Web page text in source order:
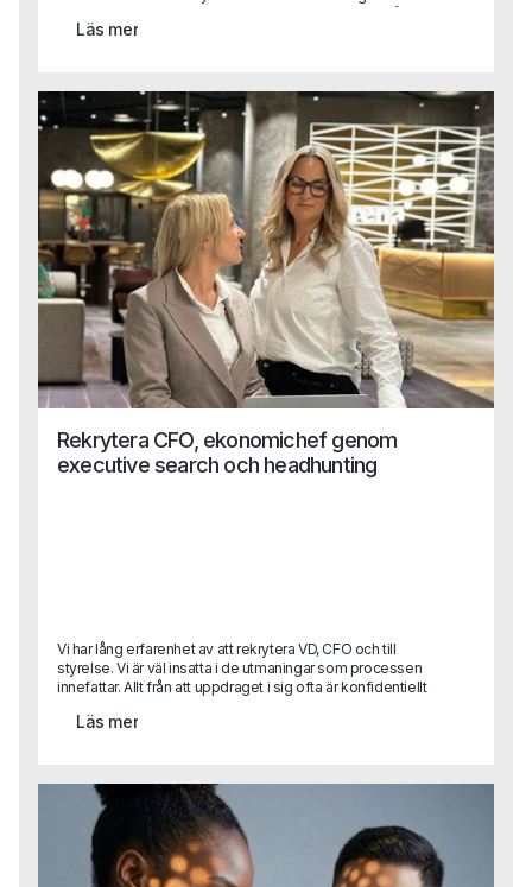
viktigaste process automatiserad innan året är slut. Detta
Läs mer
Rekrytera CFO, ekonomichef genom
executive search och headhunting
Vi har lång erfarenhet av att rekrytera VD, CFO och till
styrelse. Vi är väl insatta i de utmaningar som processen
innefattar. Allt från att uppdraget i sig ofta är konfidentiellt
redan sitter på en bra position. Dessutom vet vi att det
plötsligt uppstått ett behov av en specialistkompetens?
Hör av dig till oss!
Läs mer